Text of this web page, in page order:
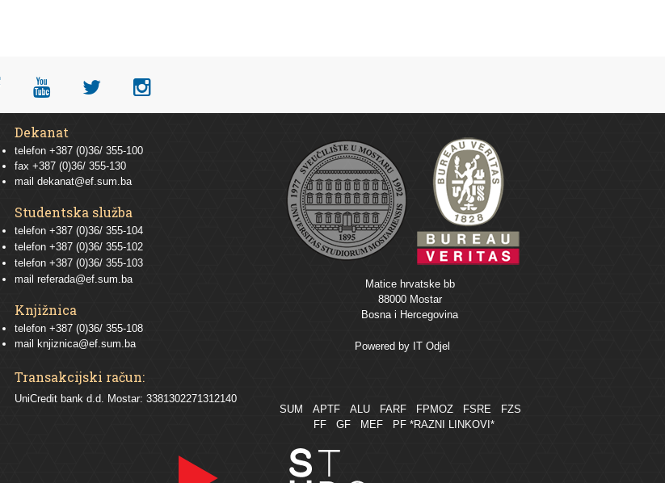
Dekanat
telefon +387 (0)36/ 355-100
fax +387 (0)36/ 355-130
mail dekanat@ef.sum.ba
Studentska služba
telefon +387 (0)36/ 355-104
telefon +387 (0)36/ 355-102
telefon +387 (0)36/ 355-103
mail referada@ef.sum.ba
Knjižnica
telefon +387 (0)36/ 355-108
mail
knjiznica@ef.sum.ba
Transakcijski račun:
UniCredit bank d.d. Mostar: 3381302271312140
Matice hrvatske bb
88000 Mostar
Bosna i Hercegovina
Powered by IT Odjel
SUM APTF ALU FARF FPMOZ FSRE
FZS
FF
GF MEF PF *RAZNI LINKOVI*